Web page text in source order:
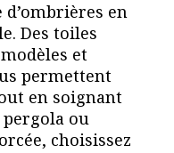
en
Des toiles
et
permettent
en soignant
ou
choisissez